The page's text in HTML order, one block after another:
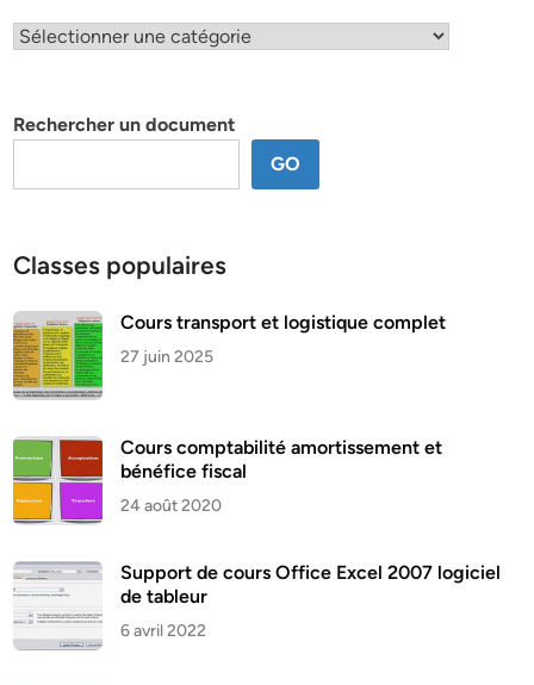
Classification
Rechercher un document
GO
Classes populaires
Cours transport et logistique complet
27 juin 2025
Cours comptabilité amortissement et
bénéfice fiscal
24 août 2020
Support de cours Office Excel 2007 logiciel
de tableur
6 avril 2022